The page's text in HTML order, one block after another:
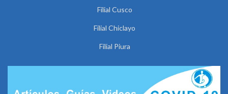
Filial Cusco
Filial Chiclayo
Filial Piura